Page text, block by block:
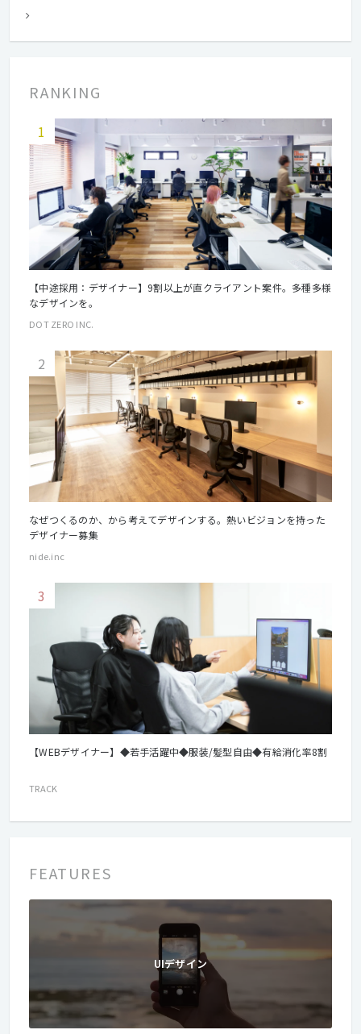
RANKING
1
【中途採用：デザイナー】9割以上が直クライアント案件。多種多様
なデザインを。
DOT ZERO INC.
2
なぜつくるのか、から考えてデザインする。熱いビジョンを持った
デザイナー募集
nide.inc
3
【WEBデザイナー】◆若手活躍中◆服装/髪型自由◆有給消化率8割
TRACK
FEATURES
UIデザイン